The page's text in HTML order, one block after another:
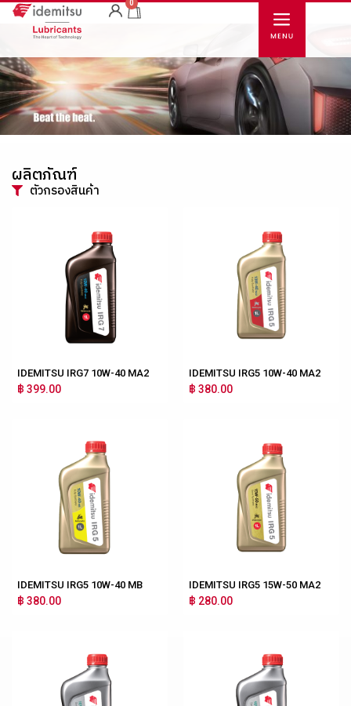
0
ผลิตภัณฑ์
ตัวกรองสินค้า
IDEMITSU IRG7 10W-40 MA2
฿ 399.00
IDEMITSU IRG5 10W-40 MA2
฿ 380.00
IDEMITSU IRG5 10W-40 MB
฿ 380.00
IDEMITSU IRG5 15W-50 MA2
฿ 280.00